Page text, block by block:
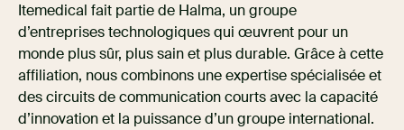
Itemedical fait partie de Halma, un groupe
d’entreprises technologiques qui œuvrent pour un
monde plus sûr, plus sain et plus durable. Grâce à cette
affiliation, nous combinons une expertise spécialisée et
des circuits de communication courts avec la capacité
d’innovation et la puissance d’un groupe international.